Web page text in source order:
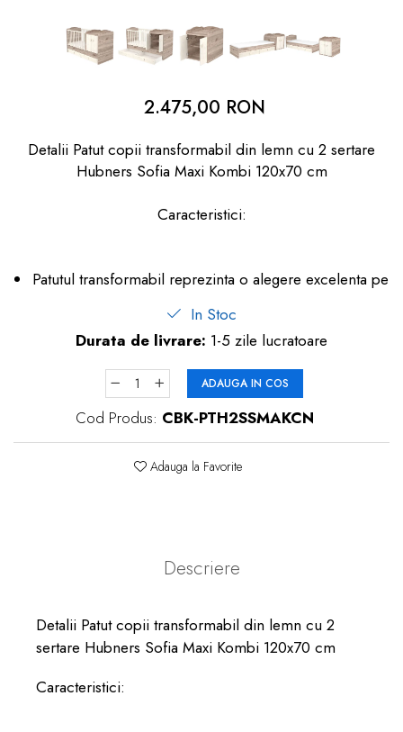
Produse îngrijire copii
2.475,00 RON
Detalii Patut copii transformabil din lemn cu 2 sertare
Hubners Sofia Maxi Kombi 120x70 cm
Caracteristici:
Patutul transformabil reprezinta o alegere excelenta pe
In Stoc
Durata de livrare: 1-5 zile lucratoare
ADAUGA IN COS
Cod Produs: CBK-PTH2SSMAKCN
Adauga la Favorite
Descriere
Detalii Patut copii transformabil din lemn cu 2
sertare Hubners Sofia Maxi Kombi 120x70 cm
Caracteristici: